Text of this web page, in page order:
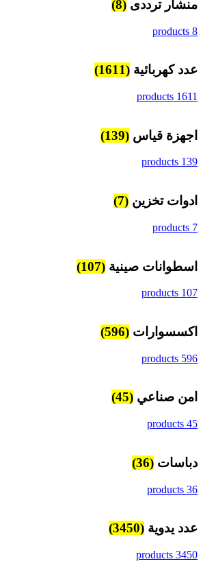
منشار ترددى (8)
8 products
عدد كهربائية (1611)
1611 products
اجهزة قياس (139)
139 products
ادوات تخزين (7)
7 products
اسطوانات صينية (107)
107 products
اكسسوارات (596)
596 products
امن صناعي (45)
45 products
دباسات (36)
36 products
عدد يدوية (3450)
3450 products